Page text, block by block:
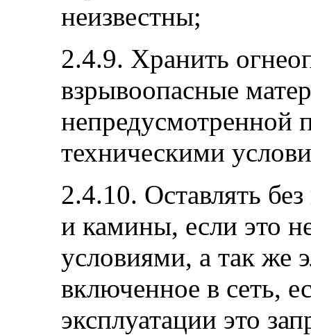
неизвестны;
2.4.9. Хранить
взрывоопасные
непредусмотренной
техническими
2.4.10. Оставлять
и камины, если это
условиями, а так же
включенное в сеть,
эксплуатации это